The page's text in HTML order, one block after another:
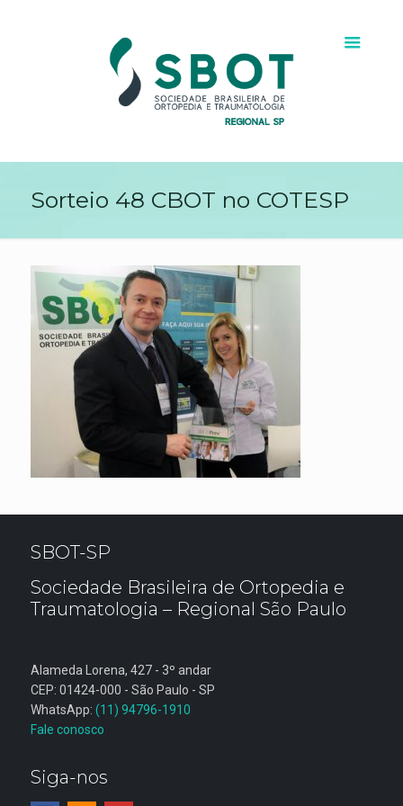
Sorteio 48 CBOT no COTESP
SBOT-SP
Sociedade Brasileira de Ortopedia e
Traumatologia – Regional São Paulo
Alameda Lorena, 427 - 3º andar
CEP: 01424-000 - São Paulo - SP
WhatsApp: (11) 94796-1910
Fale conosco
Siga-nos